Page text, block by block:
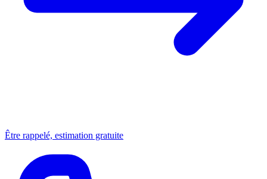
Être rappelé, estimation gratuite